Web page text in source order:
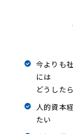
今よりも
には
どうした
人的資本
たい